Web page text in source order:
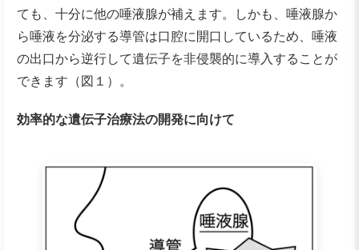
ても、十分に他の唾液腺が補えます。しかも、唾液腺か
ら唾液を分泌する導管は口腔に開口しているため、唾液
の出口から逆行して遺伝子を非侵襲的に導入することが
できます（図１）。
効率的な遺伝子治療法の開発に向けて